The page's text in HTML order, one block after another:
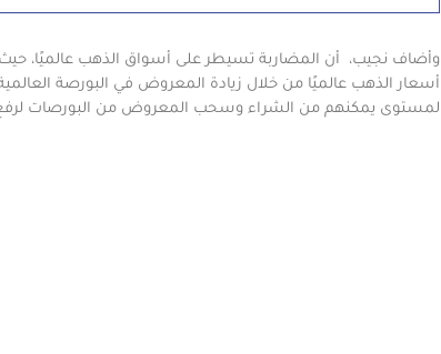
وأضاف نجيب، أن المضاربة تسيطر على أسواق الذهب عالميًا،
أسعار الذهب عالميًا من خلال زيادة المعروض في البورصة
لمستوى يمكنهم من الشراء وسحب المعروض من البورصات لرفع